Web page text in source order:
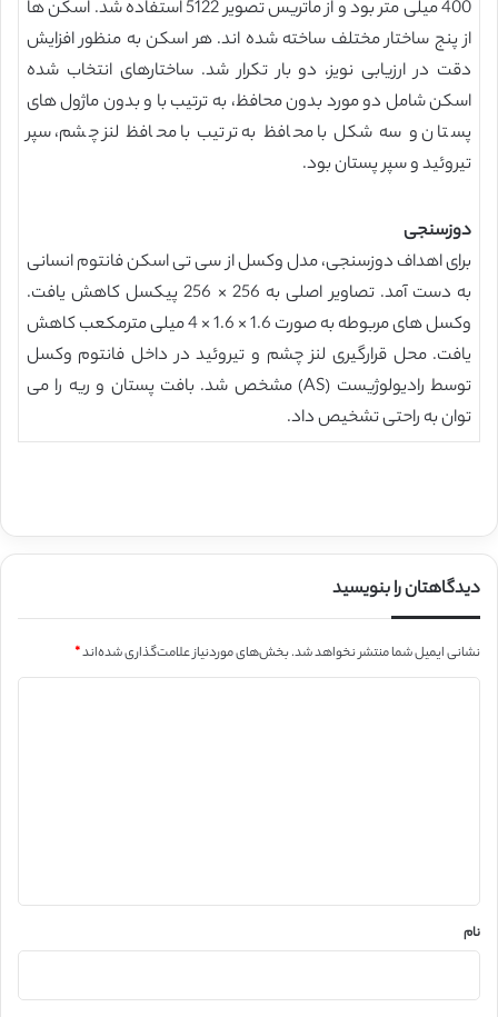
400 میلی متر بود و از ماتریس تصویر 5122 استفاده شد. اسکن ها
از پنج ساختار مختلف ساخته شده اند. هر اسکن به منظور افزایش
دقت در ارزیابی نویز، دو بار تکرار شد. ساختارهای انتخاب شده
اسکن شامل دو مورد بدون محافظ، به ترتیب با و بدون ماژول های
پستان و سه شکل با محافظ به ترتیب با محافظ لنز چشم، سپر
تیروئید و سپر پستان بود.
دوزسنجی
برای اهداف دوزسنجی، مدل وکسل از سی تی اسکن فانتوم انسانی
به دست آمد. تصاویر اصلی به 256 × 256 پیکسل کاهش یافت.
وکسل های مربوطه به صورت 1.6 × 1.6 × 4 میلی مترمکعب کاهش
یافت. محل قرارگیری لنز چشم و تیروئید در داخل فانتوم وکسل
توسط رادیولوژیست (AS) مشخص شد. بافت پستان و ریه را می
توان به راحتی تشخیص داد.
دیدگاهتان را بنویسید
نشانی ایمیل شما منتشر نخواهد شد.بخش‌های موردنیاز علامت‌گذاری شده‌اند*
نام